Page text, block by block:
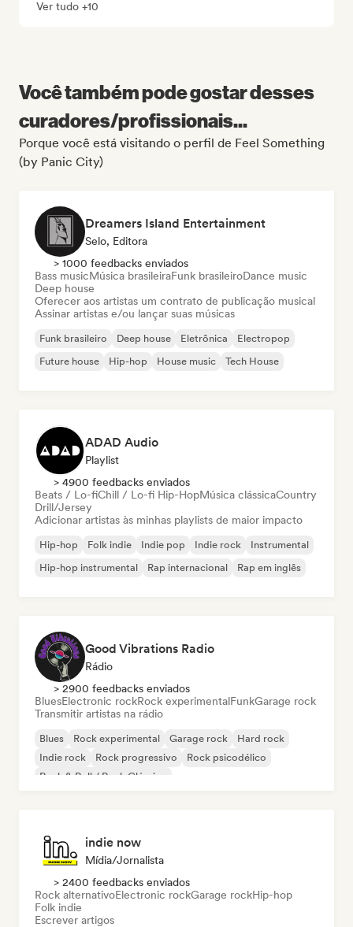
Ver tudo +10
Você também pode gostar desses
curadores/profissionais...
Porque você está visitando o perfil de Feel Something
(by Panic City)
Dreamers Island Entertainment
Selo, Editora
> 1000 feedbacks enviados
Bass musicMúsica brasileiraFunk brasileiroDance music
Deep house
Oferecer aos artistas um contrato de publicação musical
Assinar artistas e/ou lançar suas músicas
Funk brasileiro Deep house Eletrônica
Electropop
Future house
Hip-hop House music Tech House
ADAD Audio
Playlist
> 4900 feedbacks enviados
Beats / Lo-fiChill / Lo-fi Hip-HopMúsica clássicaCountry
Drill/Jersey
Adicionar artistas às minhas playlists de maior impacto
Hip-hop Folk indie Indie pop Indie rock
Instrumental
Hip-hop instrumental
Rap internacional Rap em inglês
Good Vibrations Radio
Rádio
> 2900 feedbacks enviados
BluesElectronic rockRock experimentalFunkGarage rock
Transmitir artistas na rádio
Blues Rock experimental Garage rock
Hard rock
Indie rock
Rock progressivo
Rock psicodélico
Rock & Roll / Rock Clássico
indie now
Mídia/Jornalista
> 2400 feedbacks enviados
Rock alternativoElectronic rockGarage rockHip-hop
Folk indie
Escrever artigos